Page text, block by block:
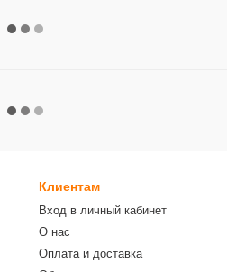
Клиентам
Вход в личный кабинет
О нас
Оплата и доставка